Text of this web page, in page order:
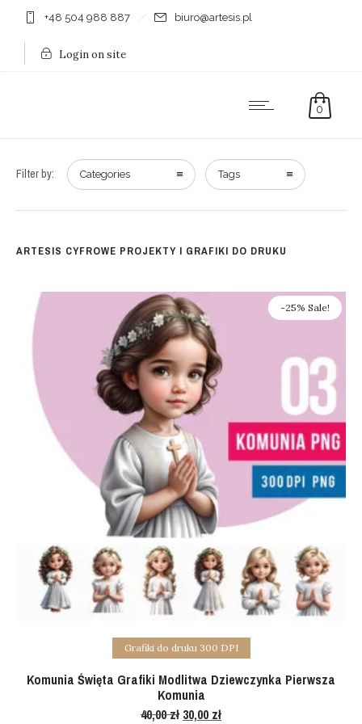
+48 504 988 887 biuro@artesis.pl
Login on site
0
Filter by: Categories Tags
ARTESIS CYFROWE PROJEKTY I GRAFIKI DO DRUKU
-25% Sale!
Add to cart
Grafiki do druku 300 DPI
Komunia Święta Grafiki Modlitwa Dziewczynka Pierwsza
Komunia
40,00zł Original
30,00 złCurrent